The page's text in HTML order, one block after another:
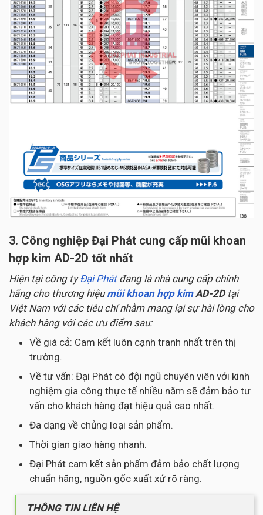
3. Công nghiệp Đại Phát cung cấp mũi khoan
hợp kim AD-2D tốt nhất
Hiện tại công tyĐại Phátđang là nhà cung cấp chính
hãng cho thương hiệu mũi khoan hợp kimAD-2D tại
Việt Nam với các tiêu chí nhằm mang lại sự hài lòng cho
khách hàng với các ưu điểm sau:
Về giá cả: Cam kết luôn cạnh tranh nhất trên thị
trường.
Về tư vấn: Đại Phát có đội ngũ chuyên viên với kinh
nghiệm gia công thực tế nhiều năm sẽ đảm bảo tư
vấn cho khách hàng đạt hiệu quả cao nhất.
Đa dạng về chủng loại sản phẩm.
Thời gian giao hàng nhanh.
Đại Phát cam kết sản phẩm đảm bảo chất lượng
chuẩn hãng, nguồn gốc xuất xứ rõ ràng.
THÔNG TIN LIÊN HỆ